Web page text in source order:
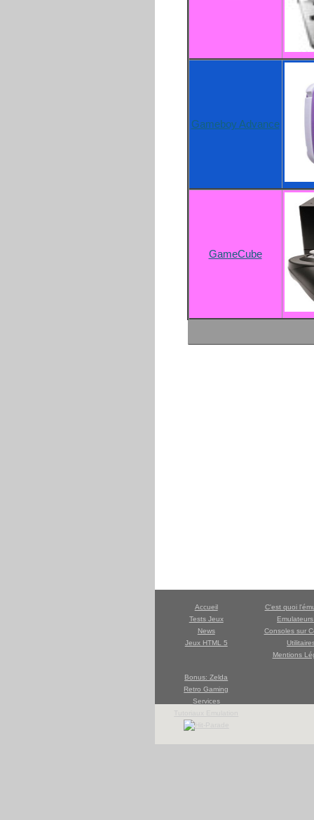
Gameboy Advance
GameCube
Accueil
Tests Jeux
News
Jeux HTML 5
C'est quoi
Consoles sur
Mentions
Bonus: Zelda
Retro Gaming
Services